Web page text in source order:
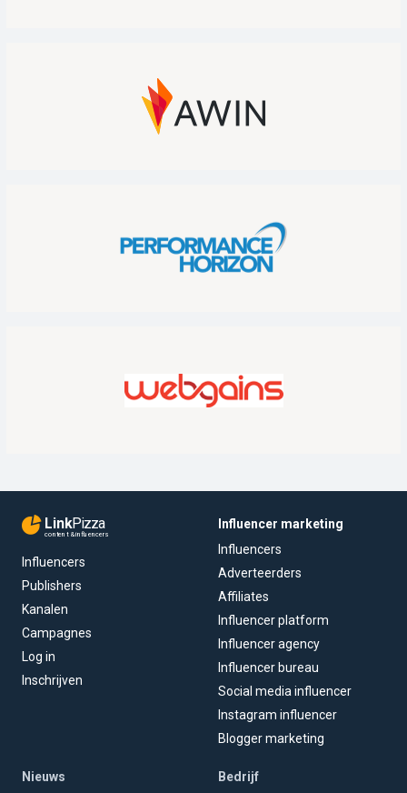
LinkPizza
content & influencers
Influencers
Publishers
Kanalen
Campagnes
Log in
Inschrijven
Influencer marketing
Influencers
Adverteerders
Affiliates
Influencer platform
Influencer agency
Influencer bureau
Social media influencer
Instagram influencer
Blogger marketing
Nieuws Bedrijf